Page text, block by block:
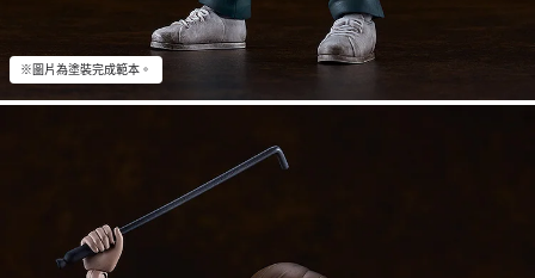
※圖片為塗裝完成範本。